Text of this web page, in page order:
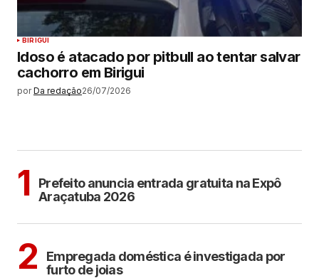
BIRIGUI
Idoso é atacado por pitbull ao tentar salvar
cachorro em Birigui
por Da redação26/07/2026
1
Prefeito anuncia entrada gratuita na Expô
Araçatuba 2026
2
Empregada doméstica é investigada por
furto de joias